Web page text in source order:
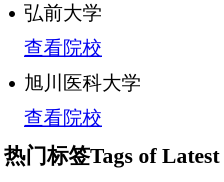
弘前大学
查看院校
旭川医科大学
查看院校
热门标签Tags of Latest